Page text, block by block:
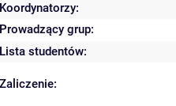
Koordynatorzy:
Prowadzący grup:
Lista studentów:
Zaliczenie: